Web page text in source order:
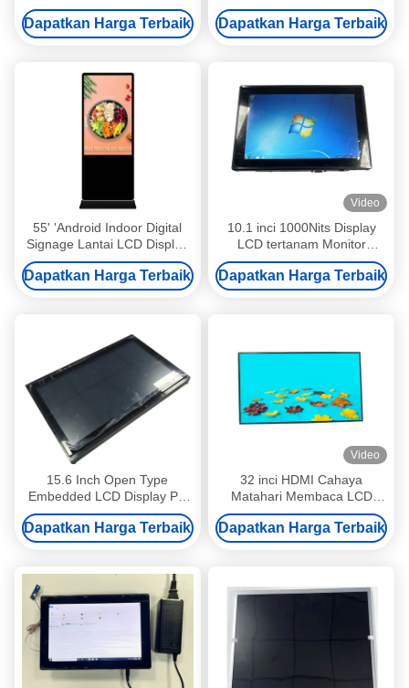
Signage
Dapatkan Harga Terbaik
Smart Signage Menu Board
3000nits
Dapatkan Harga Terbaik
55' 'Android Indoor Digital
Signage Lantai LCD Display
Screen
Dapatkan Harga Terbaik
Video
10.1 inci 1000Nits Display
LCD tertanam Monitor
Penyesuaian Kecerahan
Otomatis
Dapatkan Harga Terbaik
15.6 Inch Open Type
Embedded LCD Display PC
Touch Screen Module DC
12V
Dapatkan Harga Terbaik
Video
32 inci HDMI Cahaya
Matahari Membaca LCD
Tampilan Sentuh 1920x1080
3000cd
Dapatkan Harga Terbaik